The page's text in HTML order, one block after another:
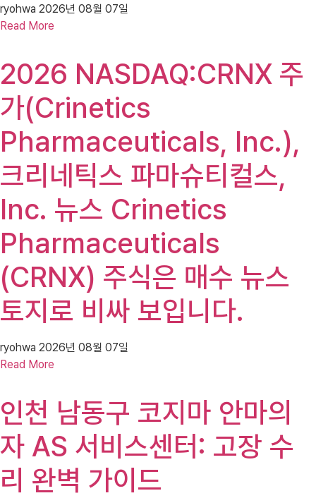
ryohwa 2026년 08월 07일
Read More
2026 NASDAQ:CRNX 주
가(Crinetics
Pharmaceuticals, Inc.),
크리네틱스 파마슈티컬스,
Inc. 뉴스 Crinetics
Pharmaceuticals
(CRNX) 주식은 매수 뉴스
토지로 비싸 보입니다.
ryohwa 2026년 08월 07일
Read More
인천 남동구 코지마 안마의
자 AS 서비스센터: 고장 수
리 완벽 가이드